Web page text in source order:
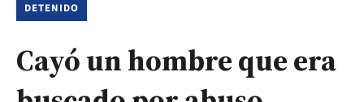
DETENIDO
Cayó un hombre que era